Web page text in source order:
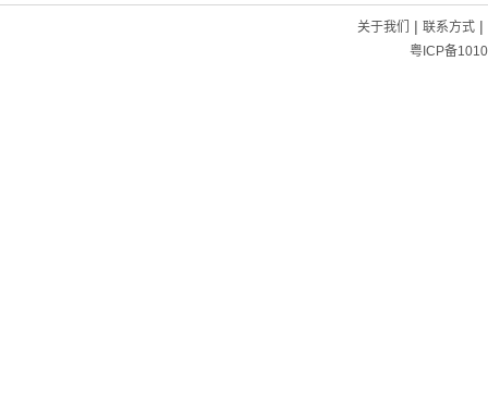
关于我们 | 联系方式|
粤ICP备